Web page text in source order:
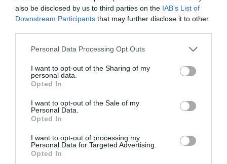
also be disclosed by us to third parties on the IAB’s List of
Downstream Participants that may further disclose it to other
Personal Data Processing Opt Outs
I want to opt-out of the Sharing of my
personal data.
Opted In
I want to opt-out of the Sale of my
Personal Data.
Opted In
I want to opt-out of processing my
Personal Data for Targeted Advertising.
Opted In